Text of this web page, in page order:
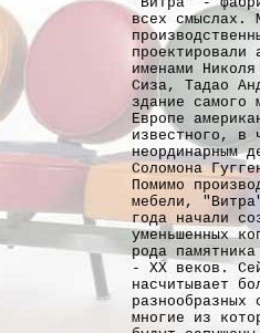
всех смыслах.
проектировали
именами
Сиза, Тадао
здание самого
Европе
известного, в
неординарным
Соломона
Помимо
мебели,
года начали
уменьшенных
рода
- ХХ веков.
насчитывает
разнообразных
многие из